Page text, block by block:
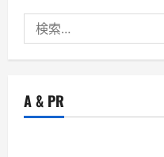
索:
A & PR